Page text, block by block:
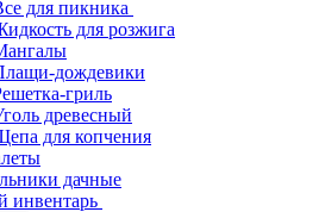
для пикника
для розжига
дождевики
гриль
древесный
для копчения
дачные
инвентарь